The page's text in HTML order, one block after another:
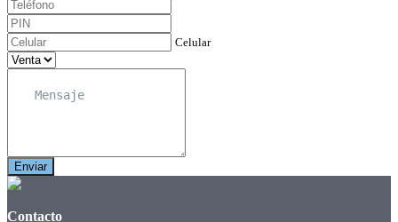
Celular
Enviar
Contacto